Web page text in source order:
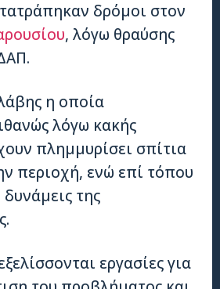
δρόμοι στον
, λόγω θραύσης
η οποία
λόγω κακής
πλημμυρίσει σπίτια
περιοχή, ενώ επί τόπου
της
εργασίες για